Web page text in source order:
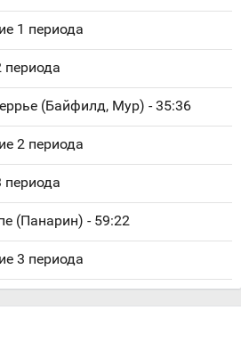
1 периода
периода
(Байфилд, Мур) - 35:36
2 периода
периода
(Панарин) - 59:22
3 периода